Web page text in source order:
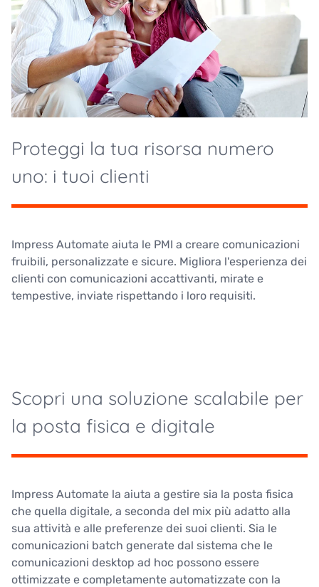
Proteggi la tua risorsa numero
uno: i tuoi clienti
Impress Automate aiuta le PMI a creare comunicazioni
fruibili, personalizzate e sicure. Migliora l'esperienza dei
clienti con comunicazioni accattivanti, mirate e
tempestive, inviate rispettando i loro requisiti.
Scopri una soluzione scalabile per
la posta fisica e digitale
Impress Automate la aiuta a gestire sia la posta fisica
che quella digitale, a seconda del mix più adatto alla
sua attività e alle preferenze dei suoi clienti. Sia le
comunicazioni batch generate dal sistema che le
comunicazioni desktop ad hoc possono essere
ottimizzate e completamente automatizzate con la